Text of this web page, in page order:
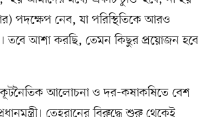
পদক্ষেপ নেব, যা পরিস্থিতিকে আরও
তবে আশা করছি, তেমন কিছুর প্রয়োজন হবে
আলোচনা ও দর-কষাকষিতে বেশ